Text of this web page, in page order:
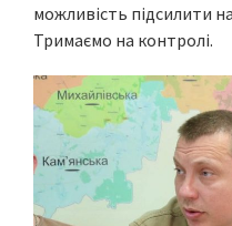
можливість підсилити
Тримаємо на контролі.